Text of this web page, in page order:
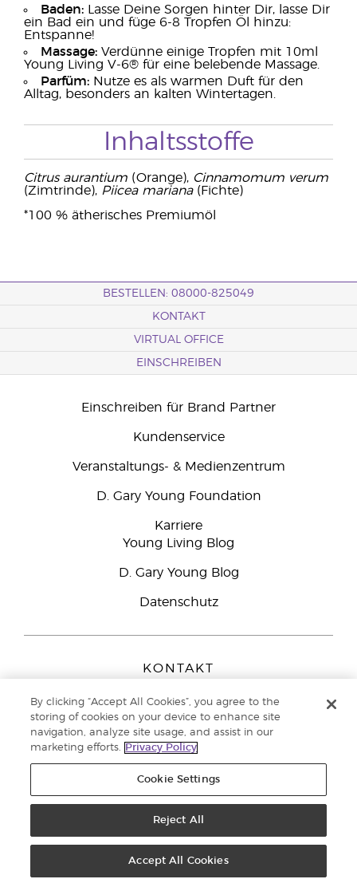
Baden: Lasse Deine Sorgen hinter Dir, lasse Dir
ein Bad ein und füge 6-8 Tropfen Öl hinzu:
Entspanne!
Massage: Verdünne einige Tropfen mit 10ml
Young Living V-6® für eine belebende Massage.
Parfüm: Nutze es als warmen Duft für den
Alltag, besonders an kalten Wintertagen.
Inhaltsstoffe
Citrus aurantium (Orange), Cinnamomum verum
(Zimtrinde), Piicea mariana(Fichte)
*100 % ätherisches Premiumöl
BESTELLEN: 08000-825049
KONTAKT
VIRTUAL OFFICE
EINSCHREIBEN
Einschreiben für Brand Partner
Kundenservice
Veranstaltungs- & Medienzentrum
D. Gary Young Foundation
Karriere
Young Living Blog
D. Gary Young Blog
Datenschutz
KONTAKT
Peizerweg 97
9727 AJ Groningen
Netherlands
Kundenservice:08000-825049
Datenschutzerklärung
By clicking “Accept All Cookies”, you agree to the
storing of cookies on your device to enhance site
navigation, analyze site usage, and assist in our
marketing efforts.
Privacy Policy
Cookie Settings
Reject All
Accept All Cookies